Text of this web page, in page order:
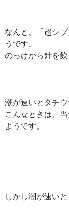
なんと、「超シ
うです。
のっけから針を
潮が速いとタチ
こんなときは、
ようです。
しかし潮が速い